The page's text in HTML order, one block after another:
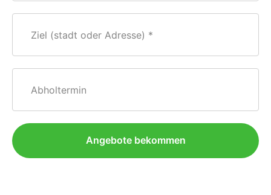
Ziel (stadt oder Adresse)
Abholtermin
Angebote bekommen